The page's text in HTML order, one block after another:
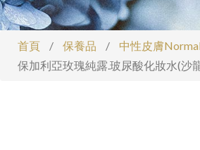
首頁 / 保養品 / 中性皮膚
保加利亞玫瑰純露.玻尿酸化妝水(沙